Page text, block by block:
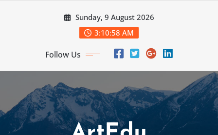
Sunday, 9 August 2026
3:11:00 AM
Follow Us